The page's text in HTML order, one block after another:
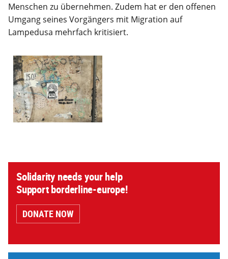
Menschen zu übernehmen. Zudem hat er den offenen
Umgang seines Vorgängers mit Migration auf
Lampedusa mehrfach kritisiert.
Solidarity needs your help
Support borderline-europe!
DONATE NOW